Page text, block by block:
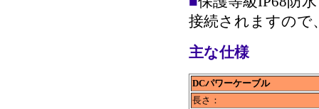
接続されますので
主な仕様
DCパワーケーブル
長さ：